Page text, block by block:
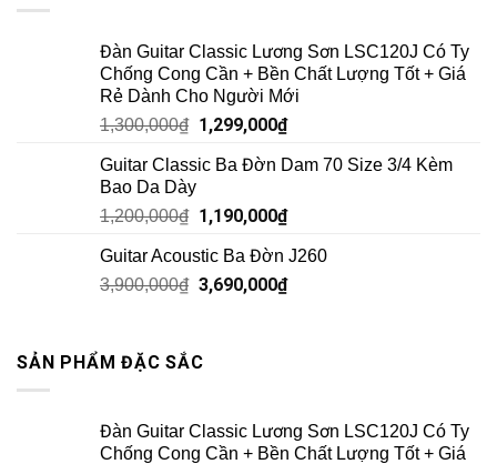
Đàn Guitar Classic Lương Sơn LSC120J Có Ty
Chống Cong Cần + Bền Chất Lượng Tốt + Giá
Rẻ Dành Cho Người Mới
1,300,000₫ 1,299,000₫
Guitar Classic Ba Đờn Dam 70 Size 3/4 Kèm
Bao Da Dày
1,200,000₫ 1,190,000₫
Guitar Acoustic Ba Đờn J260
3,900,000₫ 3,690,000₫
SẢN PHẨM ĐẶC SẮC
Đàn Guitar Classic Lương Sơn LSC120J Có Ty
Chống Cong Cần + Bền Chất Lượng Tốt + Giá